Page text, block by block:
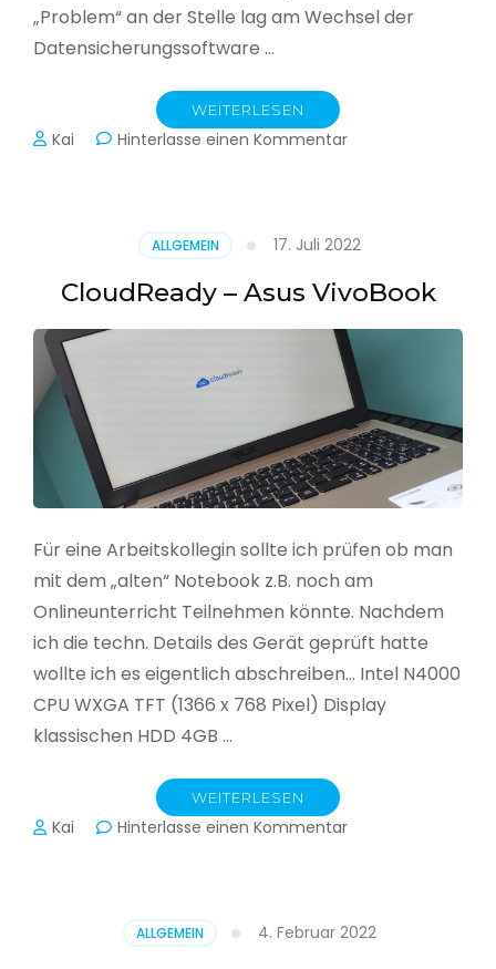
„Problem“ an der Stelle lag am Wechsel der
Datensicherungssoftware …
WEITERLESEN
Kai Hinterlasse einen Kommentarzu
Jahressicherung
ALLGEMEIN 17. Juli 2022
CloudReady – Asus VivoBook
Für eine Arbeitskollegin sollte ich prüfen ob man
mit dem „alten“ Notebook z.B. noch am
Onlineunterricht Teilnehmen könnte. Nachdem
ich die techn. Details des Gerät geprüft hatte
wollte ich es eigentlich abschreiben… Intel N4000
CPU WXGA TFT (1366 x 768 Pixel) Display
klassischen HDD 4GB …
WEITERLESEN
Kai Hinterlasse einen Kommentarzu
ALLGEMEIN 4. Februar 2022